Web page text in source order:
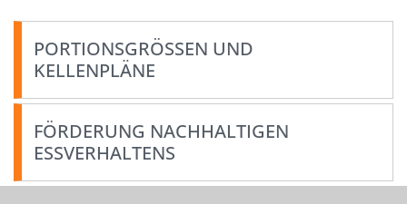
PORTIONSGRÖSSEN UND K
ELLENPLÄNE
FÖRDERUNG NACHHALTIGEN
ESSVERHALTENS